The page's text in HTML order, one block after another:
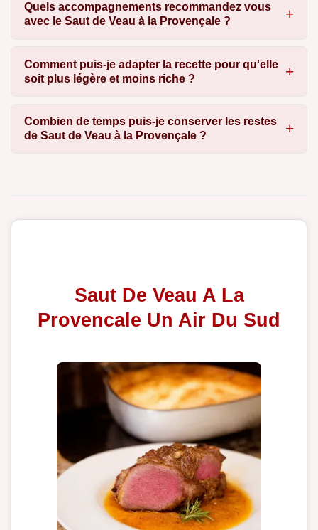
Quels accompagnements recommandez vous
avec le Saut de Veau à la Provençale ?
Comment puis-je adapter la recette pour qu'elle
soit plus légère et moins riche ?
Combien de temps puis-je conserver les restes
de Saut de Veau à la Provençale ?
Saut De Veau A La
Provencale Un Air Du Sud